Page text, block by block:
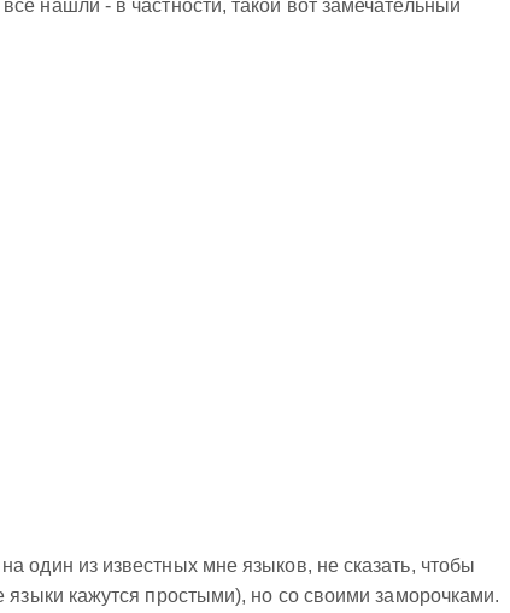
нашли - в частности, такой вот замечательный
один из известных мне языков, не сказать, чтобы
языки кажутся простыми), но со своими заморочками.